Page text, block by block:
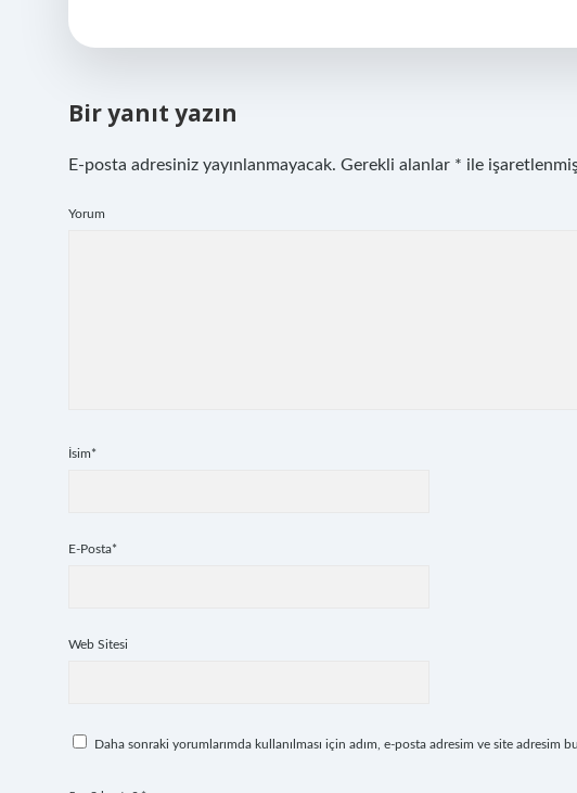
Bir yanıt yazın
E-posta adresiniz yayınlanmayacak. Gerekli alanlar * ile
Yorum
İsim*
E-Posta*
Web Sitesi
Daha sonraki yorumlarımda kullanılması için adım, e-posta adresim ve site adresim